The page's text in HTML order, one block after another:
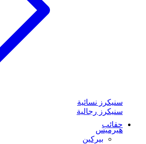
سنيكرز نسائية
سنيكرز رجالية
حقائب
هيرميس
بيركين